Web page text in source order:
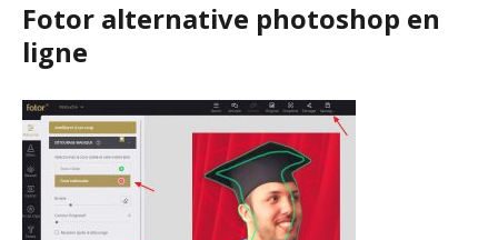
Fotor alternative photoshop en
ligne